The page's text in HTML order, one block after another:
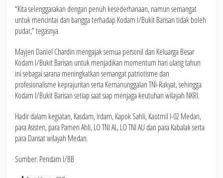
“Kita selenggarakan dengan penuh kesederhanaan, namun semangat
untuk mencintai dan bangga terhadap Kodam I/Bukit Barisan tidak boleh
pudar,” tegasnya.
Mayjen Daniel Chardin mengajak semua personil dan Keluarga Besar
Kodam I/Bukit Barisan untuk menjadikan momentum hari ulang tahun
ini sebagai sarana meningkatkan semangat patriotisme dan
profesionalisme keprajuritan serta Kemanunggalan TNI-Rakyat, sehingga
Kodam I/Bukit Barisan setiap saat siap menjaga keutuhan wilayah NKRI.
Hadir dalam kegiatan, Kasdam, Irdam, Kapok Sahli, Kaotmil I-02 Medan,
para Asisten, para Pamen Ahli, LO TNI AL, LO TNI AU dan para Kabalak serta
para Dansat wilayah Medan.
Sumber: Pendam I/BB